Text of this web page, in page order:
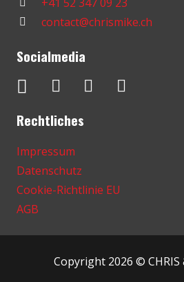
contact@chrismike.ch
Socialmedia
Rechtliches
Impressum
Datenschutz
Cookie-Richtlinie EU
AGB
Copyright 2026 © CHRIS